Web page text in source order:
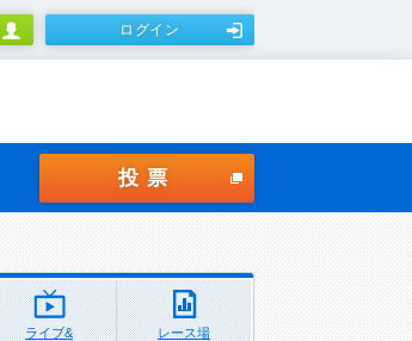
ログイン
投票
ライブ&
レース場